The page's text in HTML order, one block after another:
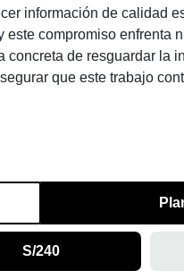
información de calidad
compromiso enfrenta
concreta de resguardar la
que este trabajo
S/240